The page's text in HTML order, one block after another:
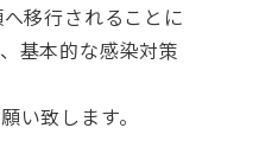
移行されることに
基本的な感染対策
い致します。